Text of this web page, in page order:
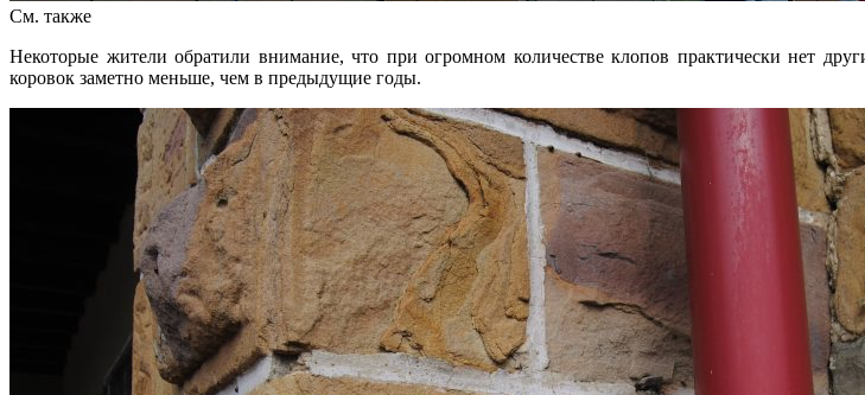
См. также
Некоторые жители обратили внимание, что при огромном количестве клопов практически нет
коровок заметно меньше, чем в предыдущие годы.